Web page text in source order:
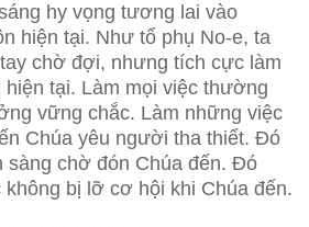
hy vọng tương lai vào
hiện tại. Như tổ phụ No-e, ta
chờ đợi, nhưng tích cực làm
hiện tại. Làm mọi việc thường
vững chắc. Làm những việc
Chúa yêu người tha thiết. Đó
sàng chờ đón Chúa đến. Đó
bị lỡ cơ hội khi Chúa đến.